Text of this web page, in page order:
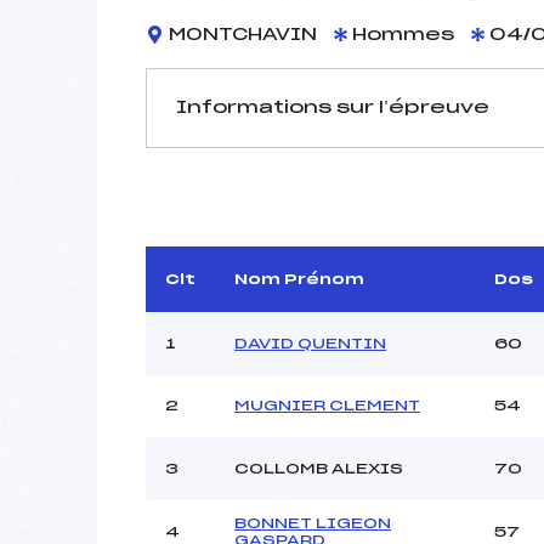
MONTCHAVIN Hommes 04/
Informations sur l’épreuve
Arbitre :
Assistant :
MANCHE 1
Heure de départ :
Ouvreurs A :
Clt Nom Prénom Dos
1 DAVID QUENTIN 60
2 MUGNIER CLEMENT 54
3 COLLOMB ALEXIS 70
4
BONNET LIGEON
GASPARD
57